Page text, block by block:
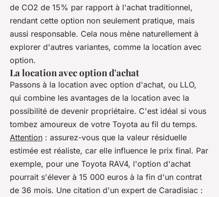
de CO2 de 15% par rapport à l'achat traditionnel,
rendant cette option non seulement pratique, mais
aussi responsable. Cela nous mène naturellement à
explorer d'autres variantes, comme la location avec
option.
La location avec option d'achat
Passons à la location avec option d'achat, ou LLO,
qui combine les avantages de la location avec la
possibilité de devenir propriétaire. C'est idéal si vous
tombez amoureux de votre Toyota au fil du temps.
Attention : assurez-vous que la valeur résiduelle
estimée est réaliste, car elle influence le prix final. Par
exemple, pour une Toyota RAV4, l'option d'achat
pourrait s'élever à 15 000 euros à la fin d'un contrat
de 36 mois. Une citation d'un expert de Caradisiac :